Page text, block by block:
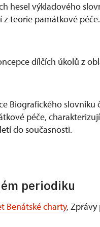
hesel výkladového
z teorie památkové péče.
dílčích úkolů z
Biografického
péče,
do současnosti.
periodiku
Benátské charty, Zprávy